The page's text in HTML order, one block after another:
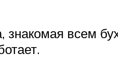
всем